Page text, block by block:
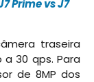
Prime vs J7
traseira
a 30 qps. Para
de 8MP dos